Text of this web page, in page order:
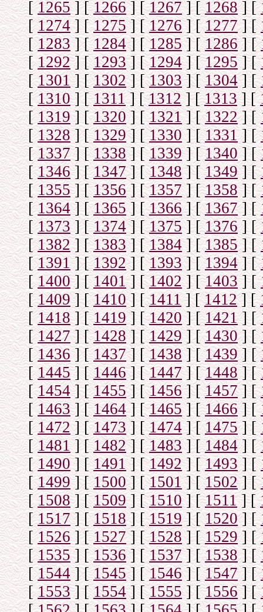
[1265] [1266] [1267] [1268] [
[1274] [1275] [1276] [1277] [
[1283] [1284] [1285] [1286] [
[1292] [1293] [1294] [1295] [
[1301] [1302] [1303] [1304] [
[1310] [1311] [1312] [1313] [
[1319] [1320] [1321] [1322] [
[1328] [1329] [1330] [1331] [
[1337] [1338] [1339] [1340] [
[1346] [1347] [1348] [1349] [
[ 1355] [1356] [1357] [1358] [
[1364] [1365] [1366] [1367] [
[1373] [1374] [1375 ] [1376] [
[1382] [1383] [1384] [1385] [
[1391] [1392] [1393] [1394] [
[1400] [1401] [1402] [1403] [
[1409] [1410] [1411] [1412] [
[1418] [1419] [1420 ] [1421] [
[1427] [1428] [1429] [1430] [
[1436] [1437] [1438] [1439] [
[1445] [1446] [1447] [1448] [
[1454] [1455] [1456] [1457] [
[1463] [1464] [1465] [1466] [
[1472] [1473] [1474] [1475] [
[1481] [1482] [1483] [1484] [
[1490] [1491] [1492] [1493] [
[1499] [1500] [1501] [1502] [
[1508] [1509] [1510] [1511] [
[1517] [1518] [1519] [1520] [
[1526] [1527] [1528 ] [1529] [
[1535] [1536] [1537] [1538] [
[1544] [1545] [1546] [1547] [
[1553] [1554] [1555] [1556] [